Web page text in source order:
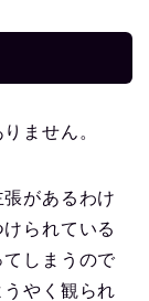
ません。
があるわけ
られている
しまうので
やく観られ